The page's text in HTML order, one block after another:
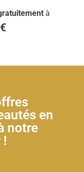
à
en
notre
!